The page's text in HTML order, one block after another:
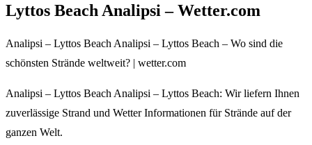
Lyttos Beach Analipsi – Wetter.com
Analipsi – Lyttos Beach Analipsi – Lyttos Beach – Wo sind die
schönsten Strände weltweit? | wetter.com
Analipsi – Lyttos Beach Analipsi – Lyttos Beach: Wir liefern Ihnen
zuverlässige Strand und Wetter Informationen für Strände auf der
ganzen Welt.